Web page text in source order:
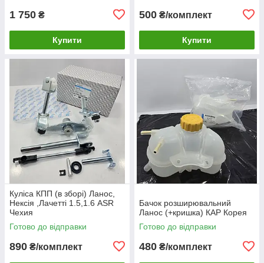
1 750 ₴
Купити
500 ₴/комплект
Купити
Куліса КПП (в зборі) Ланос,
Нексія ,Лачетті 1.5,1.6 ASR
Чехия
Готово до відправки
890 ₴/комплект
Бачок розширювальний
Ланос (+кришка) КАР Корея
Готово до відправки
480 ₴/комплект